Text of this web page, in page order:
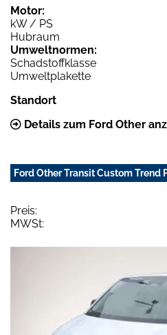
Motor:
kW / PS
Hubraum
Umweltnormen:
Schadstoffklasse
Umweltplakette
Standort
Details zum Ford Other
Ford Other Transit Custom
Preis:
MWSt: